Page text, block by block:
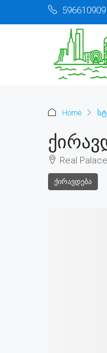
596610909
Home
Real
ᲥᲘᲠᲐᲕᲓᲔᲑᲐ